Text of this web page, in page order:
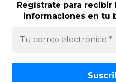
Regístrate para
informaciones en tu